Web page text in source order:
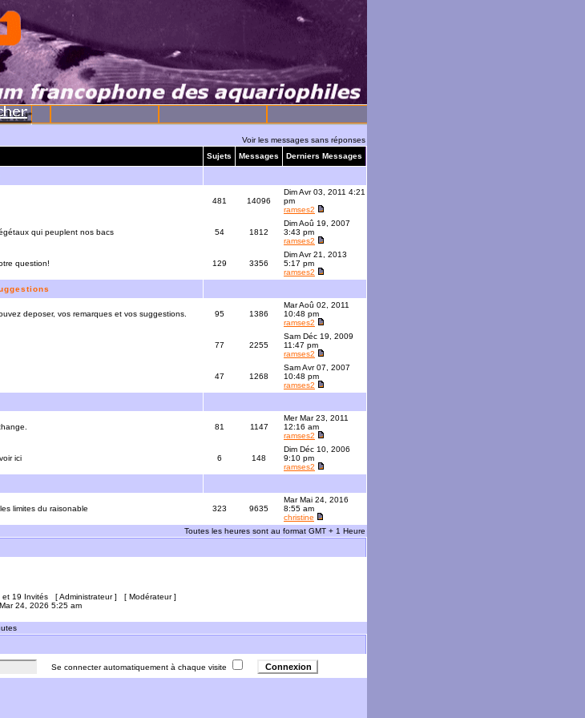
Voir les messages sans réponses
Sujets Messages Derniers Messages
481 14096
Dim Avr 03, 2011 4:21
pm
ramses2
qui peuplent nos bacs
54 1812
Dim Aoû 19, 2007
3:43 pm
ramses2
question!
129 3356
Dim Avr 21, 2013
5:17 pm
ramses2
deposer, vos remarques et vos suggestions.
95 1386
Mar Aoû 02, 2011
10:48 pm
ramses2
77 2255
Sam Déc 19, 2009
11:47 pm
ramses2
47 1268
Sam Avr 07, 2007
10:48 pm
ramses2
81 1147
Mer Mar 23, 2011
12:16 am
ramses2
ici
6 148
Dim Déc 10, 2006
9:10 pm
ramses2
limites du raisonable
323 9635
Mar Mai 24, 2016
8:55 am
christine
Toutes les heures sont au format GMT + 1 Heure
et 19 Invités [Administrateur] [ Modérateur]
24, 2026 5:25 am
Se connecter automatiquement à chaque visite